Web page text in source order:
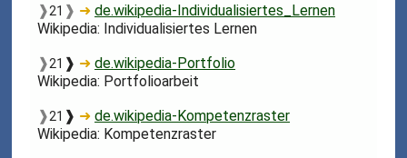
❱21 ❱ ➜de.wikipedia-Individualisiertes_Lernen
Wikipedia: Individualisiertes Lernen
❱21 ❱ ➜de.wikipedia-Portfolio
Wikipedia: Portfolioarbeit
❱21 ❱ ➜de.wikipedia-Kompetenzraster
Wikipedia: Kompetenzraster